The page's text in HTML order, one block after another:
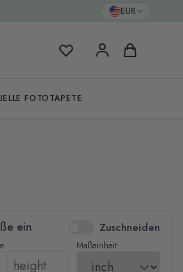
EUR
Meine FavoritenWarenkorb
FOTOTAPETE
ein Zuschneiden
Maßeinheit